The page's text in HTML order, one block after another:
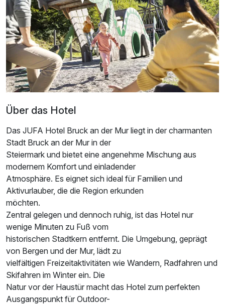
1 Erwachsenen und 1 Kind
Ausstattung
Für 4 Tage
Einzelzimmer
1 Erwachsenen
Über das Hotel
Das JUFA Hotel Bruck an der Mur liegt in der charmanten
Stadt Bruck an der Mur in der
Steiermark und bietet eine angenehme Mischung aus
modernem Komfort und einladender
Atmosphäre. Es eignet sich ideal für Familien und
Aktivurlauber, die die Region erkunden
möchten.
Zentral gelegen und dennoch ruhig, ist das Hotel nur
wenige Minuten zu Fuß vom
historischen Stadtkern entfernt. Die Umgebung, geprägt
von Bergen und der Mur, lädt zu
vielfältigen Freizeitaktivitäten wie Wandern, Radfahren und
Skifahren im Winter ein. Die
Natur vor der Haustür macht das Hotel zum perfekten
Ausgangspunkt für Outdoor-